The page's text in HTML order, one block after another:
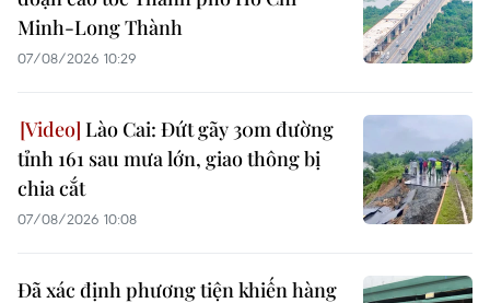
Minh-Long Thành
07/08/2026 10:29
Lào Cai: Đứt gãy 30m đường
tỉnh 161 sau mưa lớn, giao thông bị
chia cắt
07/08/2026 10:08
Đã xác định phương tiện khiến hàng